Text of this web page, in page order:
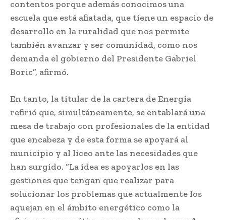
contentos porque además conocimos una
escuela que está afiatada, que tiene un espacio de
desarrollo en la ruralidad que nos permite
también avanzar y ser comunidad, como nos
demanda el gobierno del Presidente Gabriel
Boric”, afirmó.
En tanto, la titular de la cartera de Energía
refirió que, simultáneamente, se entablará una
mesa de trabajo con profesionales de la entidad
que encabeza y de esta forma se apoyará al
municipio y al liceo ante las necesidades que
han surgido. “La idea es apoyarlos en las
gestiones que tengan que realizar para
solucionar los problemas que actualmente los
aquejan en el ámbito energético como la